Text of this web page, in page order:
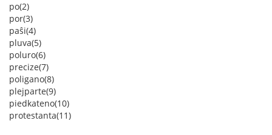
po(2)
por(3)
paŝi(4)
pluva(5)
poluro(6)
precize(7)
poligano(8)
plejparte(9)
piedkateno(10)
protestanta(11)